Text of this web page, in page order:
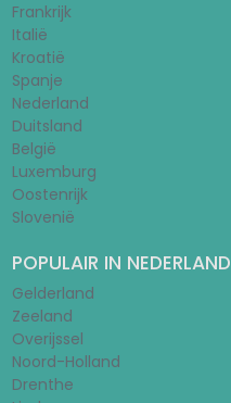
Frankrijk
Italië
Kroatië
Spanje
Nederland
Duitsland
België
Luxemburg
Oostenrijk
Slovenië
POPULAIR IN NEDERLAND
Gelderland
Zeeland
Overijssel
Noord-Holland
Drenthe